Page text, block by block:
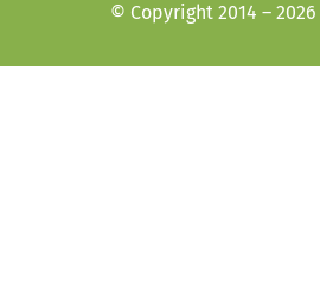
b
o
a
r
e
e
t
r
© Copyright 2014 – 2026